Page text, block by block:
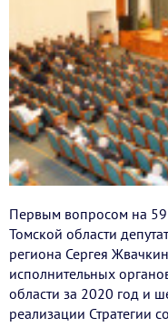
Первым вопросом на
Томской области
региона Сергея
исполнительных
области за 2020 год и
реализации Стратегии